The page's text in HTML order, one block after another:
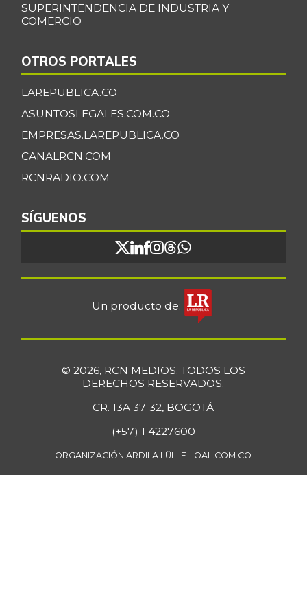
SUPERINTENDENCIA DE INDUSTRIA Y
COMERCIO
OTROS PORTALES
LAREPUBLICA.CO
ASUNTOSLEGALES.COM.CO
EMPRESAS.LAREPUBLICA.CO
CANALRCN.COM
RCNRADIO.COM
SÍGUENOS
Un producto de:
© 2026, RCN MEDIOS. TODOS LOS
DERECHOS RESERVADOS.
CR. 13A 37-32, BOGOTÁ
(+57) 1 4227600
ORGANIZACIÓN ARDILA LÜLLE - OAL.COM.CO